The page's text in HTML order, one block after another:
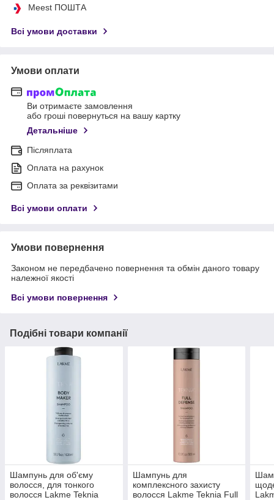
Meest ПОШТА
Всі умови доставки
Умови оплати
Ви отримаєте замовлення
або гроші повернуться на вашу картку
Детальніше
Післяплата
Оплата на рахунок
Оплата за реквізитами
Всі умови оплати
Умови повернення
Законом не передбачено повернення та обмін даного товару
належної якості
Всі умови повернення
Подібні товари компанії
Шампунь для об'єму
волосся, для тонкого
волосся Lakme Teknia
Шампунь для
комплексного захисту
волосся Lakme Teknia Full